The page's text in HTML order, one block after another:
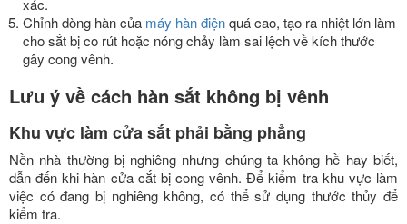
xác.
Chỉnh dòng hàn của máy hàn điệnquá cao, tạo ra nhiệt lớn làm
cho sắt bị co rút hoặc nóng chảy làm sai lệch về kích thước
gây cong vênh.
Lưu ý về cách hàn sắt không bị vênh
Khu vực làm cửa sắt phải bằng phẳng
Nền nhà thường bị nghiêng nhưng chúng ta không hề hay biết,
dẫn đến khi hàn cửa cắt bị cong vênh. Để kiểm tra khu vực làm
việc có đang bị nghiêng không, có thể sử dụng thước thủy để
kiểm tra.